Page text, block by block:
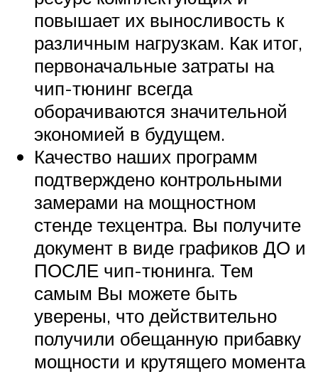
повышает их выносливость к
различным нагрузкам. Как итог,
первоначальные затраты на
чип-тюнинг всегда
оборачиваются значительной
экономией в будущем.
Качество наших программ
подтверждено контрольными
замерами на мощностном
стенде техцентра. Вы получите
документ в виде графиков ДО и
ПОСЛЕ чип-тюнинга. Тем
самым Вы можете быть
уверены, что действительно
получили обещанную прибавку
мощности и крутящего момента